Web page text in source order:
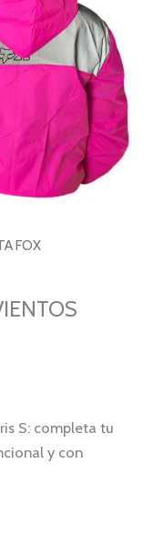
FOX
S: completa tu
y con